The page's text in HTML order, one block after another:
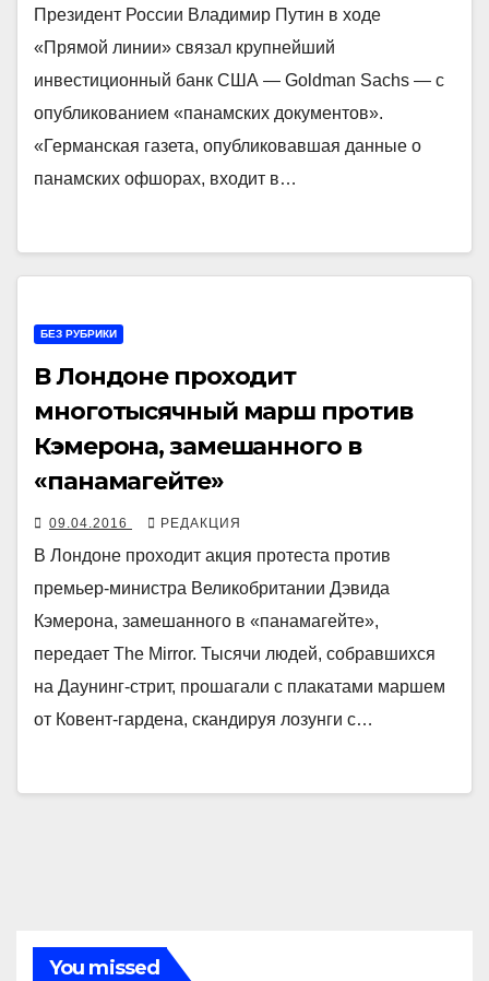
Президент России Владимир Путин в ходе
«Прямой линии» связал крупнейший
инвестиционный банк США — Goldman Sachs — с
опубликованием «панамских документов».
«Германская газета, опубликовавшая данные о
панамских офшорах, входит в…
БЕЗ РУБРИКИ
В Лондоне проходит
многотысячный марш против
Кэмерона, замешанного в
«панамагейте»
09.04.2016 РЕДАКЦИЯ
В Лондоне проходит акция протеста против
премьер-министра Великобритании Дэвида
Кэмерона, замешанного в «панамагейте»,
передает The Mirror. Тысячи людей, собравшихся
на Даунинг-стрит, прошагали с плакатами маршем
от Ковент-гардена, скандируя лозунги с…
You missed